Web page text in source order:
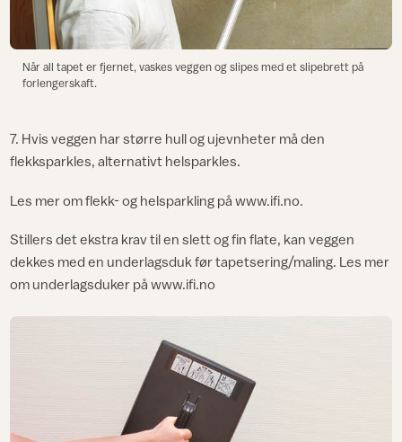
Når all tapet er fjernet, vaskes veggen og slipes med et slipebrett på
forlengerskaft.
7. Hvis veggen har større hull og ujevnheter må den
flekksparkles, alternativt helsparkles.
Les mer om flekk- og helsparkling på www.ifi.no.
Stillers det ekstra krav til en slett og fin flate, kan veggen
dekkes med en underlagsduk før tapetsering/maling. Les mer
om underlagsduker på www.ifi.no